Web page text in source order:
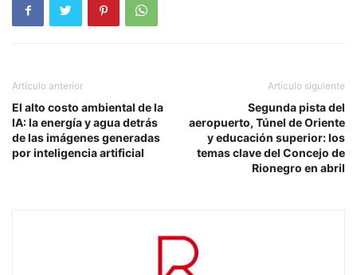
Artículo anterior
El alto costo ambiental de la
IA: la energía y agua detrás
de las imágenes generadas
por inteligencia artificial
Artículo siguiente
Segunda pista del
aeropuerto, Túnel de Oriente
y educación superior: los
temas clave del Concejo de
Rionegro en abril